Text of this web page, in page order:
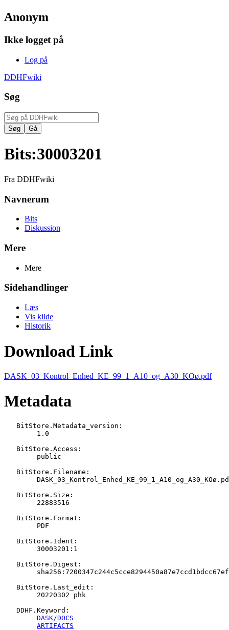
Anonym
Ikke logget på
Log på
DDHFwiki
Søg
Bits:30003201
Fra DDHFwiki
Navnerum
Bits
Diskussion
Mere
Mere
Sidehandlinger
Læs
Vis kilde
Historik
Download Link
DASK_03_Kontrol_Enhed_KE_99_1_A10_og_A30_KOø.pdf
Metadata
   BitStore.Metadata_version:
   BitStore.Access:
   BitStore.Filename:
   BitStore.Size:
   BitStore.Format:
   BitStore.Ident:
   BitStore.Digest:
   BitStore.Last_edit:
   DDHF.Keyword:
DASK/DOCS
ARTIFACTS